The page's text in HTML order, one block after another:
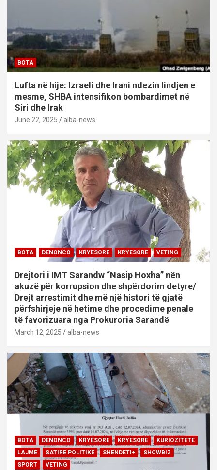
BOTA
Lufta në hije: Izraeli dhe Irani ndezin lindjen e
mesme, SHBA intensifikon bombardimet në
Siri dhe Irak
June 22, 2025 alba-news
BOTA DENONCO KRYESORE KRYESORE VETING
Drejtori i IMT Sarandw “Nasip Hoxha” nën
akuzë për korrupsion dhe shpërdorim detyre/
Drejt arrestimit dhe më një histori të gjatë
përfshirjeje në hetime dhe procedime penale
të favorizuara nga Prokuroria Sarandë
March 12, 2025 alba-news
BOTA DENONCO KRYESORE KRYESORE
KURIOZITETE
LAJME
SATIRE POLITIKE SHENDETI+
SHOWBIZ
SPORT
VETING